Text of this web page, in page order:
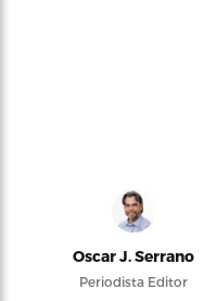
Oscar J. Serrano
Periodista Editor